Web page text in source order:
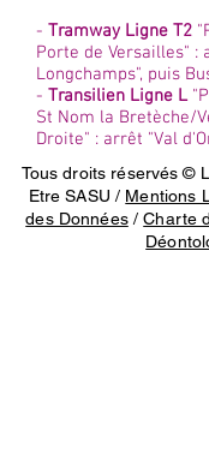
- Tramway Ligne T2
Porte de Versailles" :
Longchamps", puis
- Transilien Ligne L
St Nom la Bretèche/
Droite" : arrêt "Val
Tous droits réservés ©
Etre SASU / Mentions
des Données/Charte